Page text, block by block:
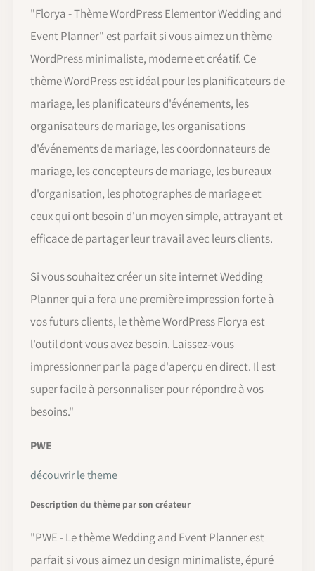
"Florya - Thème WordPress Elementor Wedding and
Event Planner" est parfait si vous aimez un thème
WordPress minimaliste, moderne et créatif. Ce
thème WordPress est idéal pour les planificateurs de
mariage, les planificateurs d'événements, les
organisateurs de mariage, les organisations
d'événements de mariage, les coordonnateurs de
mariage, les concepteurs de mariage, les bureaux
d'organisation, les photographes de mariage et
ceux qui ont besoin d'un moyen simple, attrayant et
efficace de partager leur travail avec leurs clients.
Si vous souhaitez créer un site internet Wedding
Planner qui a fera une première impression forte à
vos futurs clients, le thème WordPress Florya est
l'outil dont vous avez besoin. Laissez-vous
impressionner par la page d'aperçu en direct. Il est
super facile à personnaliser pour répondre à vos
besoins."
PWE
découvrir le theme
Description du thème par son créateur
"PWE - Le thème Wedding and Event Planner est
parfait si vous aimez un design minimaliste, épuré